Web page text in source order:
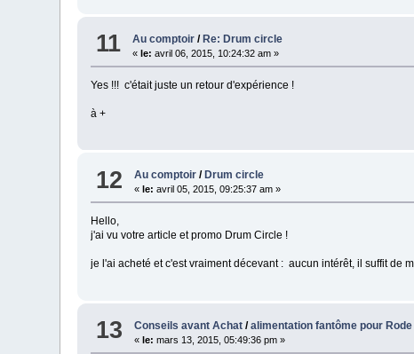
11 Au comptoir /Re: Drum circle
«le: avril 06, 2015, 10:24:32 am »
Yes !!! c'était juste un retour d'expérience !
à +
12 Au comptoir / Drum circle
« le: avril 05, 2015, 09:25:37 am »
Hello,
j'ai vu votre article et promo Drum Circle !
je l'ai acheté et c'est vraiment décevant : aucun intérêt, il suffit de
13 Conseils avant Achat /alimentation fantôme pour Rode
«le: mars 13, 2015, 05:49:36 pm »